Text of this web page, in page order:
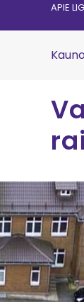
APIE